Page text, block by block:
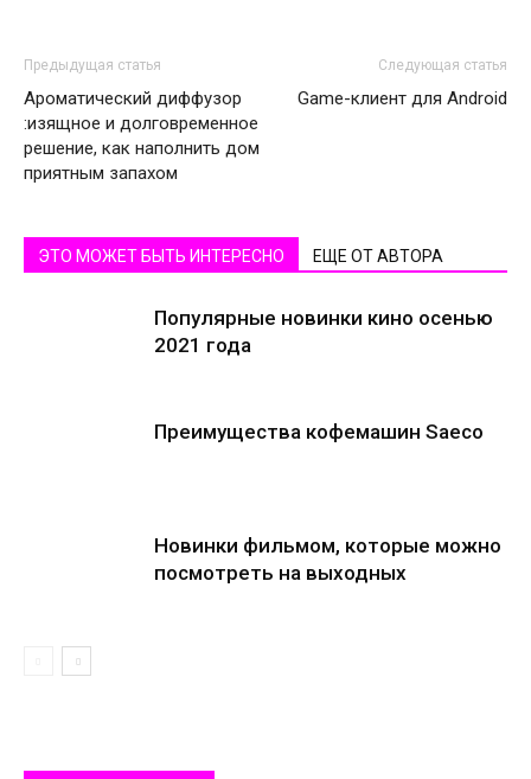
Предыдущая статья
Ароматический диффузор
:изящное и долговременное
решение, как наполнить дом
приятным запахом
Следующая статья
Game-клиент для Android
ЭТО МОЖЕТ БЫТЬ ИНТЕРЕСНО ЕЩЕ ОТ АВТОРА
Популярные новинки кино осенью
2021 года
Преимущества кофемашин Saeco
Новинки фильмом, которые можно
посмотреть на выходных